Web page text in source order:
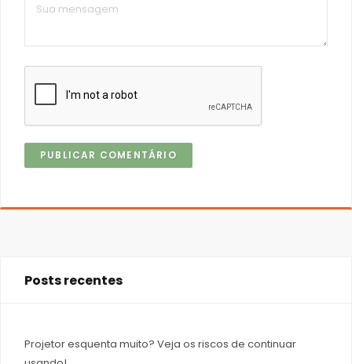
Posts recentes
Projetor esquenta muito? Veja os riscos de continuar